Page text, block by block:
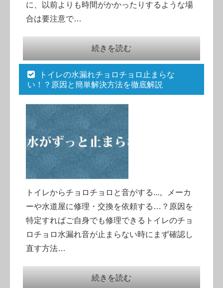
に、以前よりも時間がかかったりするような場
合は要注意で…
続きを読む
トイレの水漏れチョロチョロ止まらな
い！？原因と簡単解決方法を徹底解説
トイレからチョロチョロと音がする...。メーカ
ーや水道屋に修理・交換を依頼する…？原因を
特定すればご自身でも修理できるトイレのチョ
ロチョロ水漏れ音が止まらない時にまず確認し
直す方法…
続きを読む